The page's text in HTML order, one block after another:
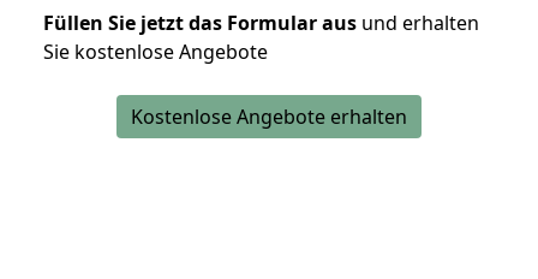
Füllen Sie jetzt das Formular aus und erhalten
Sie kostenlose Angebote
Kostenlose Angebote erhalten